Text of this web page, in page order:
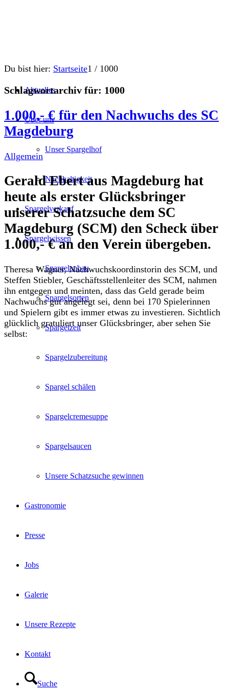
Aktuelles
Über uns
Unser Spargelhof
Nachhaltigkeit
Spargelverkauf
Spargelwissen
Spargelanbau
Spargelsorten
Spargelzeit
Spargelzubereitung
Spargel schälen
Spargelcremesuppe
Spargelsaucen
Unsere Schatzsuche gewinnen
Gastronomie
Presse
Jobs
Galerie
Unsere Rezepte
Kontakt
Suche
Du bist hier: Startseite1 / 1000
Schlagwortarchiv für: 1000
1.000,- € für den Nachwuchs des SC
Magdeburg
Allgemein
Gerald Ebert aus Magdeburg hat
heute als erster Glücksbringer
unserer Schatzsuche dem SC
Magdeburg (SCM) den Scheck über
1.000,- € an den Verein übergeben.
Theresa Wagner, Nachwuchskoordinstorin des SCM, und
Steffen Stiebler, Geschäftsstellenleiter des SCM, nahmen
ihn entgegen und meinten, dass das Geld gerade beim
Nachwuchs gut angelegt sei, denn bei 170 Spielerinnen
und Spielern gibt es immer etwas zu investieren. Sichtlich
glücklich gratuliert unser Glücksbringer, aber sehen Sie
selbst: